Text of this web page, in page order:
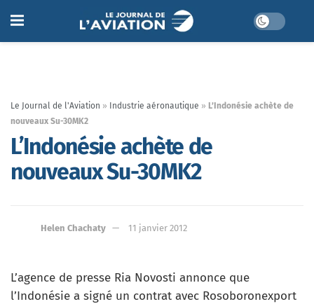
Le Journal de l'Aviation » Industrie aéronautique » L’Indonésie achète de
nouveaux Su-30MK2
L’Indonésie achète de
nouveaux Su-30MK2
Helen Chachaty 11 janvier 2012
L’agence de presse Ria Novosti annonce que
l’Indonésie a signé un contrat avec Rosoboronexport